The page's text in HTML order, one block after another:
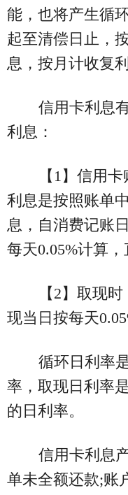
能，也将产生循
起至清偿日止，
息，按月计收复
信用卡利息
利息：
【1】信用
利息是按照账单
息，自消费记账
每天0.05%计算
【2】取现
现当日按每天
循环日利率
率，取现日利率
的日利率。
信用卡利息
单未全额还款;账